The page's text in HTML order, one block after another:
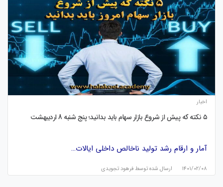
اخبار
۵ نکته که پیش از شروع بازار سهام باید بدانید؛ پنج شنبه 8 اردیبهشت
آمار و ارقام رشد تولید ناخالص داخلی ایالات…
۱۴۰۱/۰۲/۰۸ ارسال شده توسط فرهود تجویدی